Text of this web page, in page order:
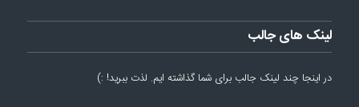
لینک های جالب
در اینجا چند لینک جالب برای شما گذاشته ایم. لذت ببرید! :)